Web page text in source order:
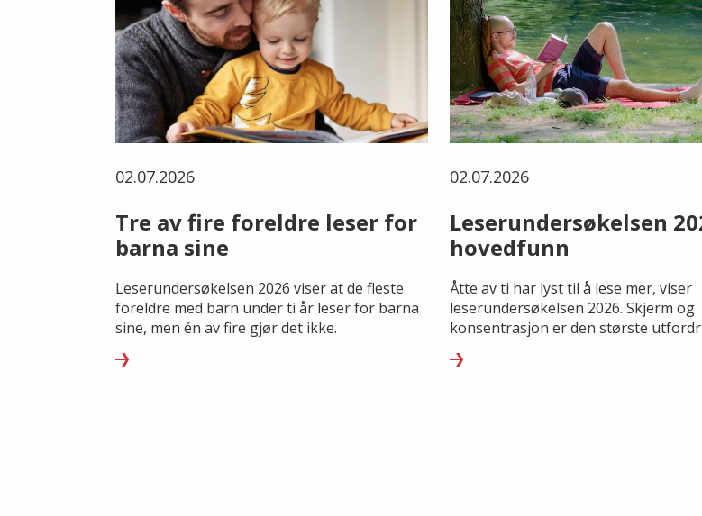
02.07.2026
Tre av fire foreldre leser for
barna sine
Leserundersøkelsen 2026 viser at de fleste
foreldre med barn under ti år leser for barna
sine, men én av fire gjør det ikke.
02.07.2026
Leserundersøkelsen
hovedfunn
Åtte av ti har lyst til å lese mer, viser
leserundersøkelsen 2026. Skjerm og
konsentrasjon er den største